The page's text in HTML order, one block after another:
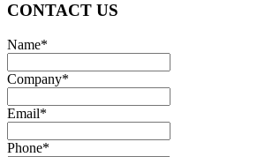
CONTACT US
Name*
Company*
Email*
Phone*